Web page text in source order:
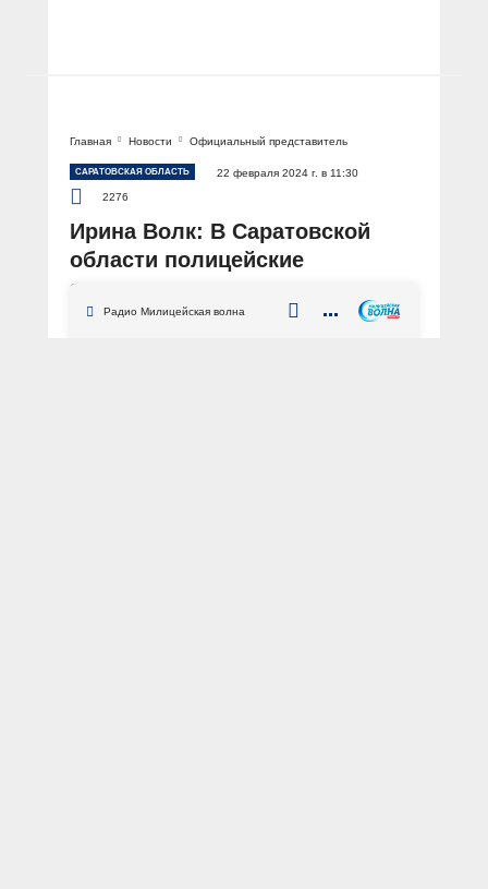
Главная Новости Официальный представитель
САРАТОВСКАЯ ОБЛАСТЬ
22 февраля 2024 г. в 11:30
2276
Ирина Волк: В Саратовской
области полицейские
задержали подозреваемых в
мошенничествах с тендерами
Радио Милицейская волна